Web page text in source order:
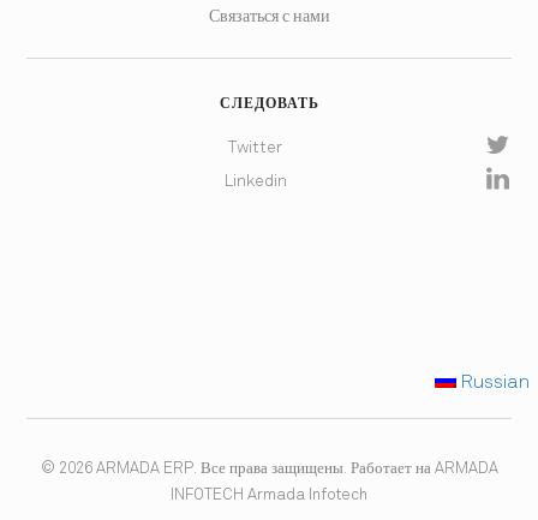
Связаться с нами
СЛЕДОВАТЬ
Twitter
Linkedin
Russian
© 2026 ARMADA ERP. Все права защищены. Работает на ARMADA
INFOTECH Armada Infotech